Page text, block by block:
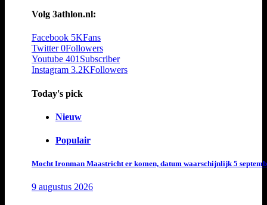
Volg 3athlon.nl:
Facebook 5KFans
Twitter 0Followers
Youtube 401 Subscriber
Instagram 3.2KFollowers
Today's pick
Nieuw
Populair
Mocht Ironman Maastricht er komen, datum waarschijnlijk 5
9 augustus 2026